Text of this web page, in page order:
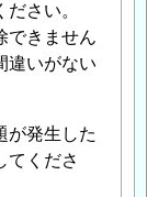
さい。
できません
違いがない
が発生した
てくださ